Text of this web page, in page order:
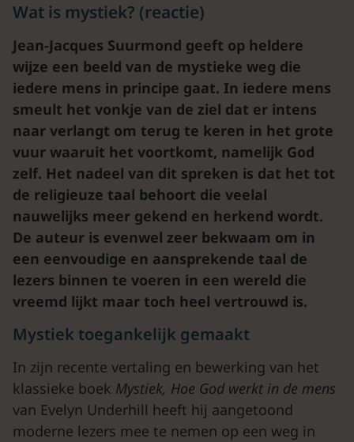
Wat is mystiek? (reactie)
Jean-Jacques Suurmond geeft op heldere
wijze een beeld van de mystieke weg die
iedere mens in principe gaat. In iedere mens
smeult het vonkje van de ziel dat er intens
naar verlangt om terug te keren in het grote
vuur waaruit het voortkomt, namelijk God
zelf. Het nadeel van dit spreken is dat het tot
de religieuze taal behoort die veelal
nauwelijks meer gekend en herkend wordt.
De auteur is evenwel zeer bekwaam om in
een eenvoudige en aansprekende taal de
lezers binnen te voeren in een wereld die
vreemd lijkt maar toch heel vertrouwd is.
Mystiek toegankelijk gemaakt
In zijn recente vertaling en bewerking van het
klassieke boek Mystiek, Hoe God werkt in de mens
van Evelyn Underhill heeft hij aangetoond
moderne lezers mee te nemen op een weg in